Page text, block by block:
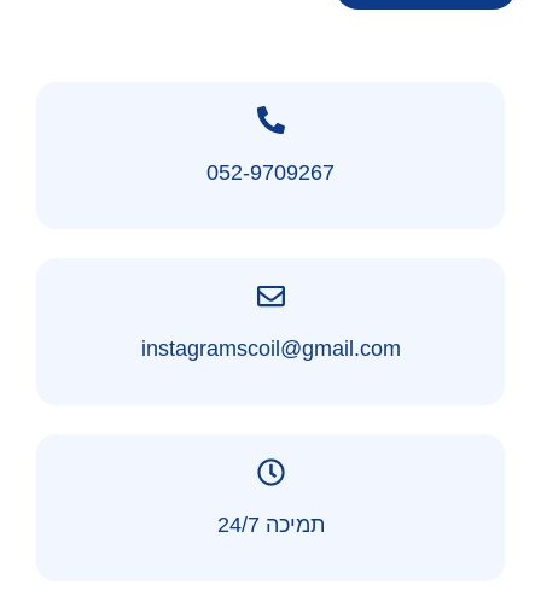
052-9709267
instagramscoil@gmail.com
תמיכה 24/7